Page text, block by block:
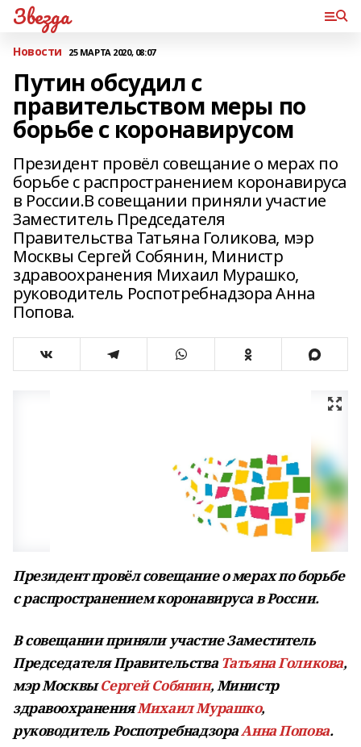
Звезда
Новости 25 МАРТА 2020, 08:07
Путин обсудил с
правительством меры по
борьбе с коронавирусом
Президент провёл совещание о мерах по
борьбе с распространением коронавируса
в России.В совещании приняли участие
Заместитель Председателя
Правительства Татьяна Голикова, мэр
Москвы Сергей Собянин, Министр
здравоохранения Михаил Мурашко,
руководитель Роспотребнадзора Анна
Попова.
Президент провёл совещание о мерах по борьбе
с распространением коронавируса в России.
В совещании приняли участие Заместитель
Председателя ПравительстваТатьяна Голикова,
мэр МосквыСергей Собянин, Министр
здравоохраненияМихаил Мурашко,
руководитель РоспотребнадзораАнна Попова.